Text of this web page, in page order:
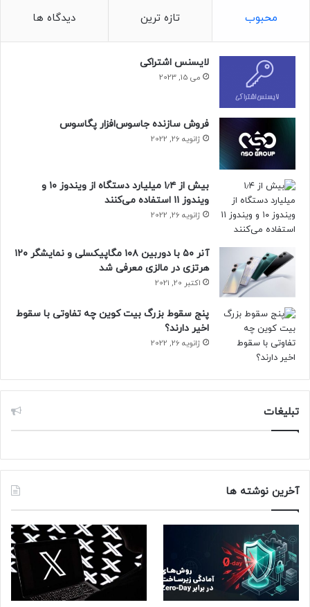
محبوب تازه ترین دیدگاه ها
لایسنس اشتراکی
می 15, 2023
فروش سازنده جاسوس‌افزار پگاسوس
ژانویه 26, 2022
بیش از ۱٫۴ میلیارد دستگاه از ویندوز ۱۰ و
ویندوز ۱۱ استفاده می‌کنند
ژانویه 26, 2022
آنر ۵۰ با دوربین ۱۰۸ مگاپیکسلی و نمایشگر ۱۲۰
هرتزی در مالزی معرفی شد
اکتبر 20, 2021
پنج سقوط بزرگ بیت کوین چه تفاوتی با سقوط
اخیر دارند؟
ژانویه 26, 2022
تبلیغات
آخرین نوشته ها